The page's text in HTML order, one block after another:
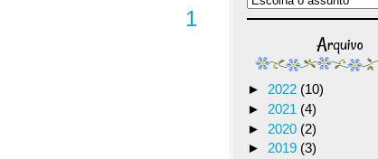
Arquivo
► 2022 (10)
► 2021 (4)
► 2020 (2)
► 2019 (3)